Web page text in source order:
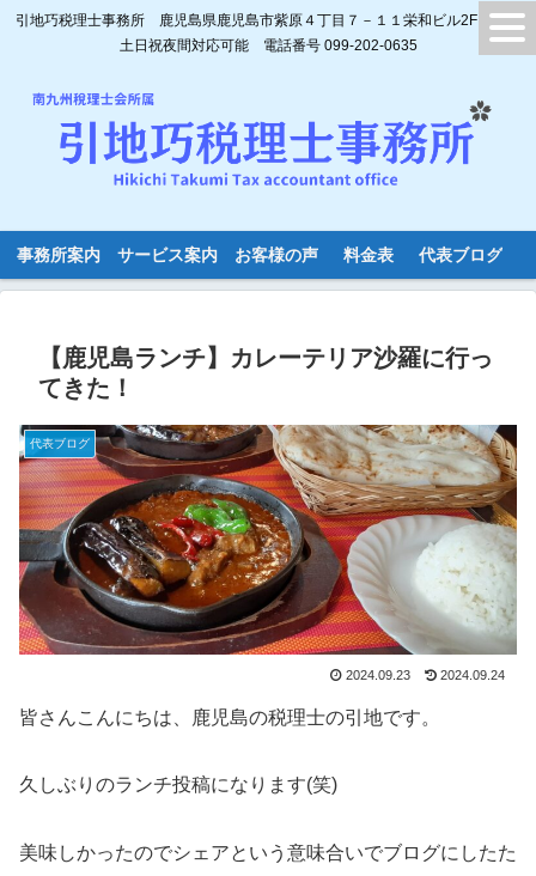
引地巧税理士事務所 鹿児島県鹿児島市紫原４丁目７－１１栄和ビル2F
土日祝夜間対応可能 電話番号 099-202-0635
事務所案内 サービス案内 お客様の声 料金表 代表ブログ
【鹿児島ランチ】カレーテリア沙羅に行っ
てきた！
代表ブログ
2024.09.23 2024.09.24
皆さんこんにちは、鹿児島の税理士の引地です。
久しぶりのランチ投稿になります(笑)
美味しかったのでシェアという意味合いでブログにしたた